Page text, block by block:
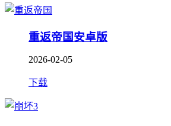
重返帝国安卓版
2026-02-05
下载